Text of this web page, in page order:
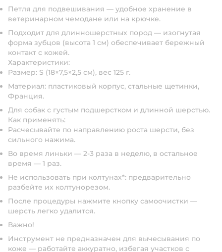
Петля для подвешивания — удобное хранение в
ветеринарном чемодане или на крючке.
Подходит для длинношерстных пород — изогнутая
форма зубцов (высота 1 см) обеспечивает бережный
контакт с кожей.
Характеристики:
Размер: S (18×7,5×2,5 см), вес 125 г.
Материал: пластиковый корпус, стальные щетинки,
Франция.
Для собак с густым подшерстком и длинной шерстью.
Как применять:
Расчесывайте по направлению роста шерсти, без
сильного нажима.
Во время линьки — 2-3 раза в неделю, в остальное
время — 1 раз.
Не использовать при колтунах*: предварительно
разбейте их колтунорезом.
После процедуры нажмите кнопку самоочистки —
шерсть легко удалится.
Важно!
Инструмент не предназначен для вычесывания по
коже — работайте аккуратно, избегая участков с